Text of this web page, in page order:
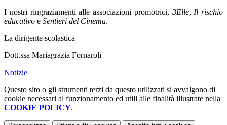
I nostri ringraziamenti alle associazioni promotrici, 3Elle, Il rischio
educativo e Sentieri del Cinema.
La dirigente scolastica
Dott.ssa Mariagrazia Fornaroli
Notizie
Questo sito o gli strumenti terzi da questo utilizzati si avvalgono di
cookie necessari al funzionamento ed utili alle finalità illustrate nella
COOKIE POLICY.